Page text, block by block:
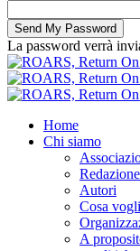
La password verrà
Home
Chi siamo
Redazione
Autori
Cosa
A